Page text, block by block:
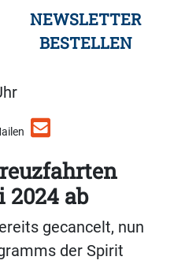
NEWSLETTER
BESTELLEN
2024 ab
gecancelt, nun
der Spirit